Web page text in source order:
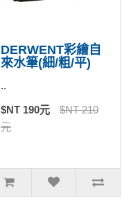
DERWENT彩繪自
來水筆(細/粗/平)
..
$NT 190元
$NT 210
元